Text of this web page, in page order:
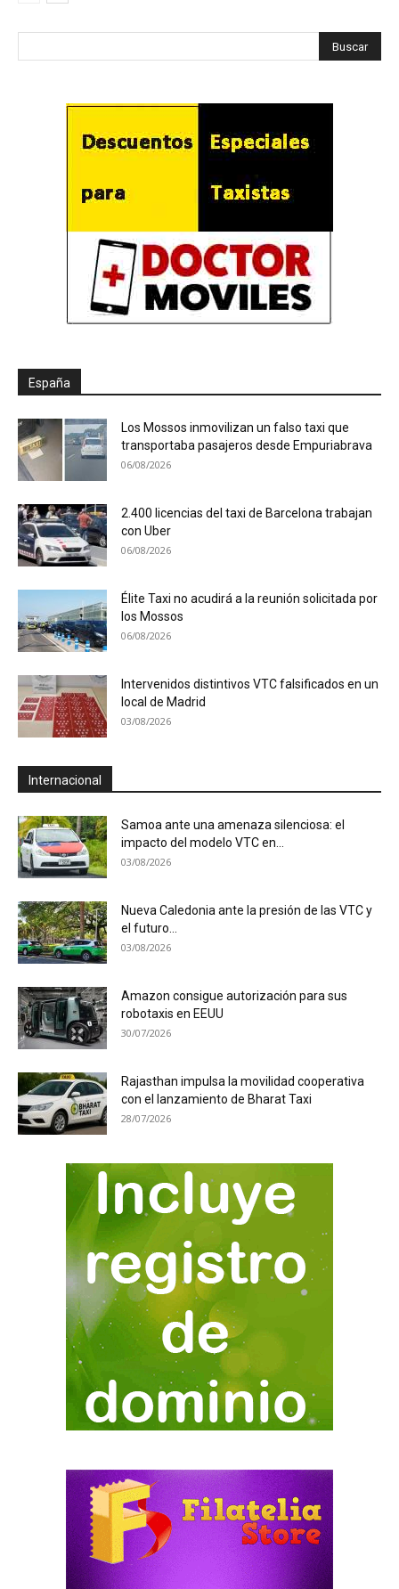
España
Los Mossos inmovilizan un falso taxi que
transportaba pasajeros desde Empuriabrava
06/08/2026
2.400 licencias del taxi de Barcelona trabajan
con Uber
06/08/2026
Élite Taxi no acudirá a la reunión solicitada por
los Mossos
06/08/2026
Intervenidos distintivos VTC falsificados en un
local de Madrid
03/08/2026
Internacional
Samoa ante una amenaza silenciosa: el
impacto del modelo VTC en...
03/08/2026
Nueva Caledonia ante la presión de las VTC y
el futuro...
03/08/2026
Amazon consigue autorización para sus
robotaxis en EEUU
30/07/2026
Rajasthan impulsa la movilidad cooperativa
con el lanzamiento de Bharat Taxi
28/07/2026